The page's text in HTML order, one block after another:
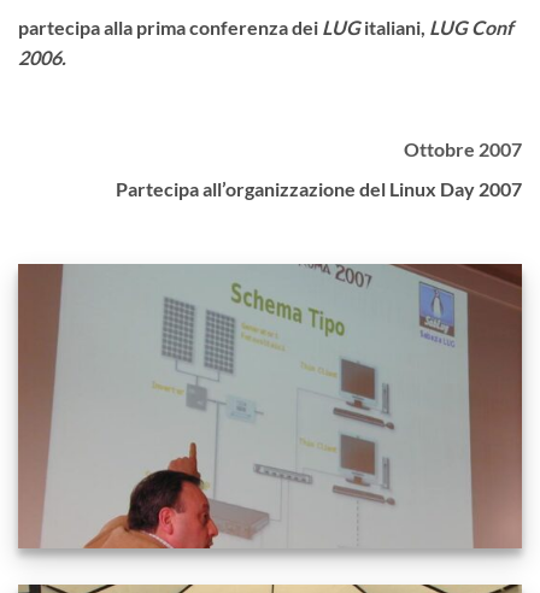
partecipa alla prima conferenza dei LUGitaliani, LUG Conf
2006.
Ottobre 2007
Partecipa all’organizzazione del Linux Day 2007